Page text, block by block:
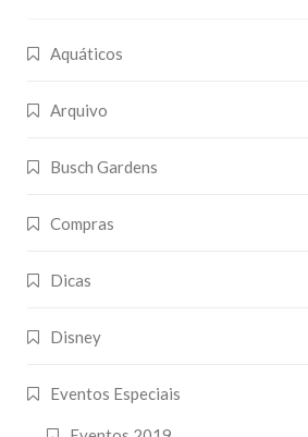
Aquáticos
Arquivo
Busch Gardens
Compras
Dicas
Disney
Eventos Especiais